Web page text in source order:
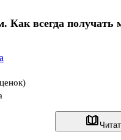
Как всегда получать